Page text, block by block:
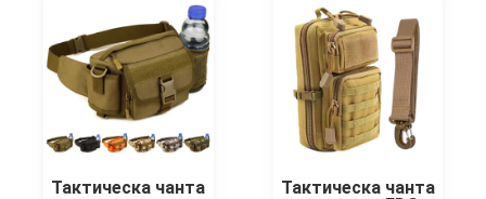
Тактическа чанта
Тактическа чанта